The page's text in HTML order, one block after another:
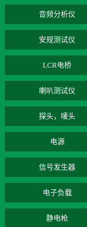
音频分析仪
安规测试仪
LCR电桥
喇叭测试仪
探头，唛头
电源
信号发生器
电子负载
静电枪